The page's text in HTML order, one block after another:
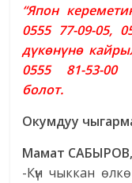
“Япон
0555 77-09-05,
дүкөнүнө
0555 81-53-00
болот.
Окумдуу
Мамат САБЫРОВ,
-Күн чыккан